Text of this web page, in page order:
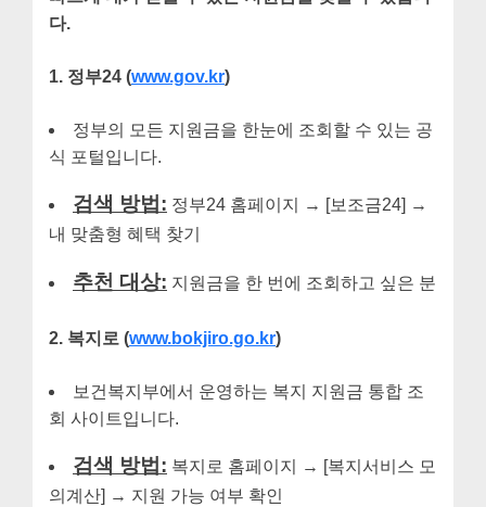
다.
1. 정부24 (www.gov.kr)
정부의 모든 지원금을 한눈에 조회할 수 있는 공
식 포털입니다.
검색 방법: 정부24 홈페이지 → [보조금24] →
내 맞춤형 혜택 찾기
추천 대상: 지원금을 한 번에 조회하고 싶은 분
2. 복지로 (www.bokjiro.go.kr)
보건복지부에서 운영하는 복지 지원금 통합 조
회 사이트입니다.
검색 방법: 복지로 홈페이지 → [복지서비스 모
의계산] → 지원 가능 여부 확인